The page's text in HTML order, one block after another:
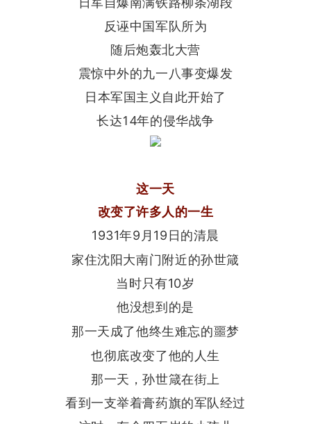
反诬中国军队所为
随后炮轰北大营
震惊中外的九一八事变爆发
日本军国主义自此开始了
长达14年的侵华战争
这一天
改变了许多人的一生
1931年9月19日的清晨
家住沈阳大南门附近的孙世箴
当时只有10岁
他没想到的是
那一天成了他终生难忘的噩梦
也彻底改变了他的人生
那一天，孙世箴在街上
看到一支举着膏药旗的军队经过